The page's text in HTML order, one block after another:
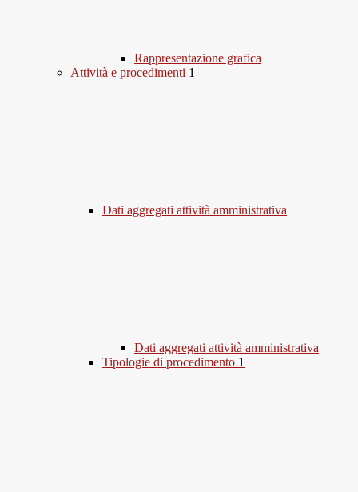
Rappresentazione grafica
Attività e procedimenti 1
Dati aggregati attività amministrativa
Dati aggregati attività amministrativa
Tipologie di procedimento 1